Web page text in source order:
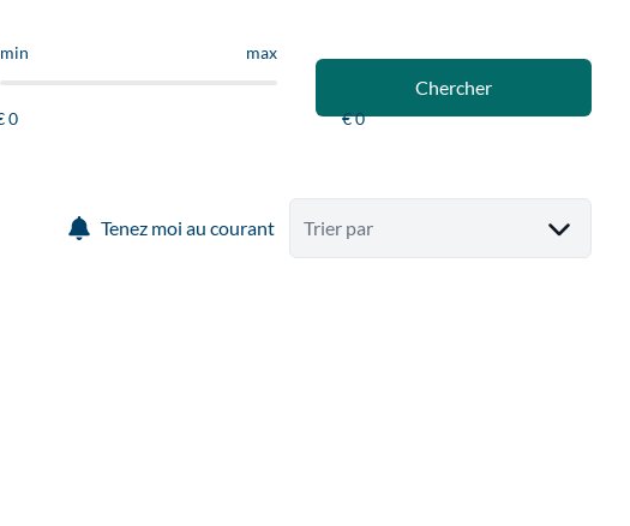
min max
Chercher
Tenez moi au courant Trier par